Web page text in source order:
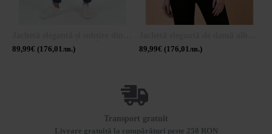
89,99€ (176,01лв.)
89,99€ (176,01лв.)
Transport gratuit
Livrare gratuită la cumpărături peste 250 RON